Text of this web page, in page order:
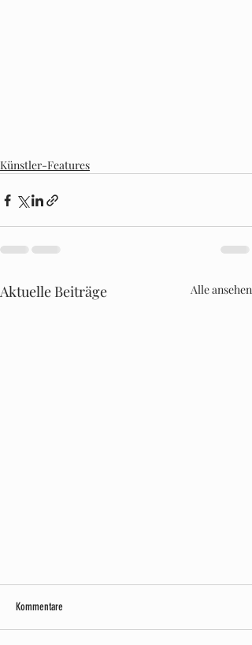
Künstler-Features
Aktuelle Beiträge Alle ansehen
Kommentare